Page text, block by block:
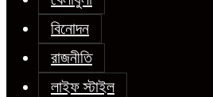
বিনোদন
রাজনীতি
লাইফ স্টাইল